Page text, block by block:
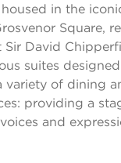
in the
Square,
David
suites
variety of dining
providing a
and